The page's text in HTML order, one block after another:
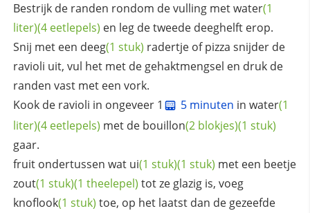
Bestrijk de randen rondom de vulling metwater(1
liter)(4 eetlepels) en leg de tweede deeghelft erop.
Snij met een deeg(1 stuk) radertje of pizza snijder de
ravioli uit, vul het met de gehaktmengsel en druk de
randen vast met een vork.
Kook de ravioli in ongeveer 1
5 minuten in water(1
liter)(4 eetlepels) met de bouillon(2 blokjes)(1 stuk)
gaar.
fruit ondertussen wat ui(1 stuk)(1 stuk) met een beetje
zout(1 stuk)(1 theelepel) tot ze glazig is, voeg
knoflook(1 stuk) toe, op het laatst dan de gezeefde